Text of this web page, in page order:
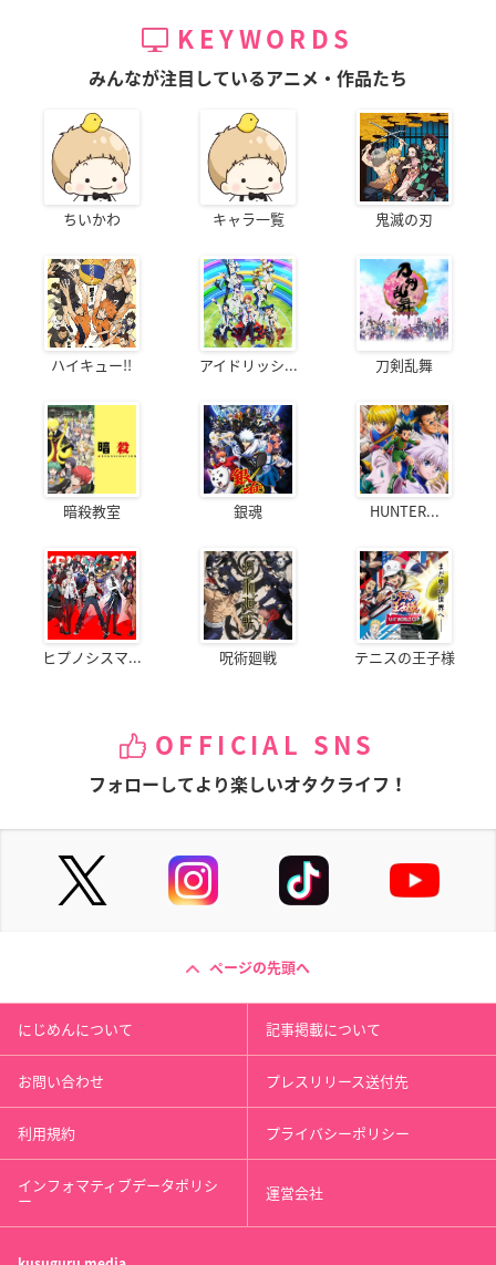
KEYWORDS
みんなが注目しているアニメ・作品たち
ちいかわ キャラ一覧 鬼滅の刃
ハイキュー!! アイドリッシ... 刀剣乱舞
暗殺教室 銀魂 HUNTER...
ヒプノシスマ... 呪術廻戦 テニスの王子様
OFFICIAL SNS
フォローしてより楽しいオタクライフ！
ページの先頭へ
にじめんについて 記事掲載について
お問い合わせ プレスリリース送付先
利用規約 プライバシーポリシー
インフォマティブデータポリシ
ー 運営会社